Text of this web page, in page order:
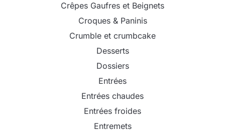
Crêpes Gaufres et Beignets
Croques & Paninis
Crumble et crumbcake
Desserts
Dossiers
Entrées
Entrées chaudes
Entrées froides
Entremets